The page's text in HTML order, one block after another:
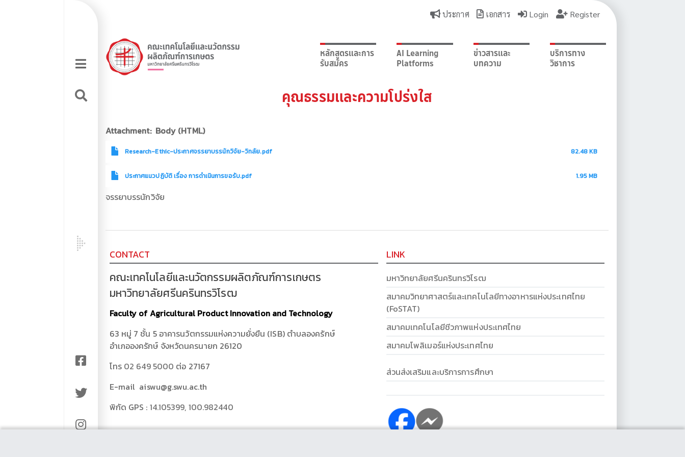
Sidebar
tools
Hamburger
Top
navigation
ประกาศ เอกสาร Login Register
Top
logo
หลักสูตรและการ
รับสมัคร
AI Learning
Platforms
ข่าวสารและ
บทความ
บริการทาง
วิชาการ
คุณธรรมและความโปร่งใส
Attachment
Research-Ethic-ประกาศจรรยาบรรนักวิจัย-วิทลัย.pdf 82.48 KB
ประกาศแนวปฏิบัติ เรื่อง การดำเนินการขอรับ.pdf 1.95 MB
Body (HTML)
จรรยาบรรนักวิจัย
CONTACT
คณะเทคโนโลยีและนวัตกรรมผลิตภัณฑ์การเกษตร
มหาวิทยาลัยศรีนครินทรวิโรฒ
Faculty of Agricultural Product Innovation and Technology
63 หมู่ 7 ชั้น 5 อาคารนวัตกรรมแห่งความยั่งยืน (ISB) ตำบลองครักษ์
อำเภอองครักษ์ จังหวัดนครนายก 26120
โทร 02 649 5000 ต่อ 27167
E-mail aiswu@g.swu.ac.th
พิกัด GPS : 14.105399, 100.982440
LINK
มหาวิทยาลัยศรีนครินทรวิโรฒ
สมาคมวิทยาศาสตร์และเทคโนโลยีทางอาหารแห่งประเทศไทย
(FoSTAT)
สมาคมเทคโนโลยีชีวภาพแห่งประเทศไทย
สมาคมโพลิเมอร์แห่งประเทศไทย
ส่วนส่งเสริมและบริการการศึกษา